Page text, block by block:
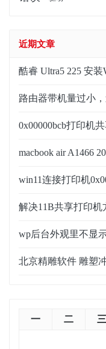
近期文章
酷睿 Ultra5 225 安装
路由器带机量过小
0x00000bcb打印机
macbook air A1466
win11连接打印机
解决11B共享打印机
wp后台外观里不显
北京精雕软件 雕塑
一 二 三